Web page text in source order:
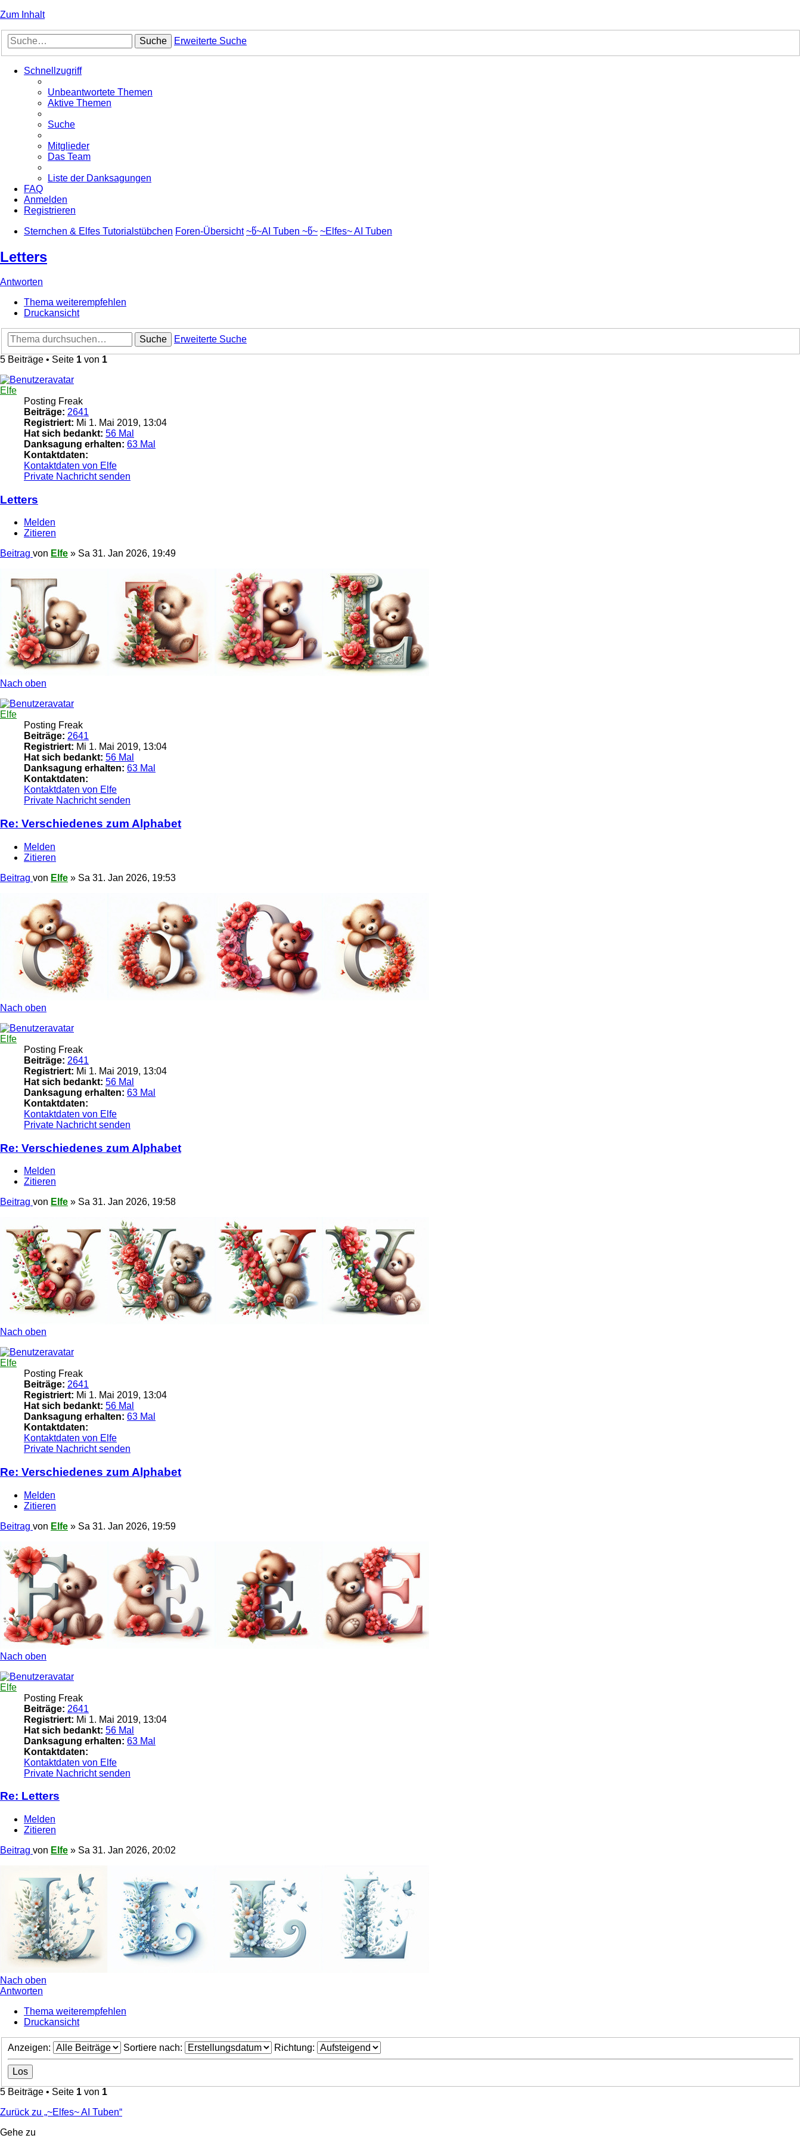
Zum Inhalt
Suche Erweiterte Suche
Schnellzugriff
Unbeantwortete Themen
Aktive Themen
Suche
Mitglieder
Das Team
Liste der Danksagungen
FAQ
Anmelden
Registrieren
Sternchen & Elfes Tutorialstübchen Foren-Übersicht ~წ~AI Tuben ~წ~ ~Elfes~ AI Tuben
Letters
Antworten
Thema weiterempfehlen
Druckansicht
Suche
Erweiterte Suche
5 Beiträge • Seite 1 von 1
Elfe
Posting Freak
Beiträge: 2641
Registriert: Mi 1. Mai 2019, 13:04
Hat sich bedankt: 56 Mal
Danksagung erhalten: 63 Mal
Kontaktdaten:
Kontaktdaten von Elfe
Private Nachricht senden
Letters
Melden
Zitieren
Beitrag von Elfe » Sa 31. Jan 2026, 19:49
Nach oben
Elfe
Posting Freak
Beiträge: 2641
Registriert: Mi 1. Mai 2019, 13:04
Hat sich bedankt: 56 Mal
Danksagung erhalten: 63 Mal
Kontaktdaten:
Kontaktdaten von Elfe
Private Nachricht senden
Re: Verschiedenes zum Alphabet
Melden
Zitieren
Beitrag von Elfe » Sa 31. Jan 2026, 19:53
Nach oben
Elfe
Posting Freak
Beiträge: 2641
Registriert: Mi 1. Mai 2019, 13:04
Hat sich bedankt: 56 Mal
Danksagung erhalten: 63 Mal
Kontaktdaten:
Kontaktdaten von Elfe
Private Nachricht senden
Re: Verschiedenes zum Alphabet
Melden
Zitieren
Beitrag von Elfe » Sa 31. Jan 2026, 19:58
Nach oben
Elfe
Posting Freak
Beiträge: 2641
Registriert: Mi 1. Mai 2019, 13:04
Hat sich bedankt: 56 Mal
Danksagung erhalten: 63 Mal
Kontaktdaten:
Kontaktdaten von Elfe
Private Nachricht senden
Re: Verschiedenes zum Alphabet
Melden
Zitieren
Beitrag von Elfe » Sa 31. Jan 2026, 19:59
Nach oben
Elfe
Posting Freak
Beiträge: 2641
Registriert: Mi 1. Mai 2019, 13:04
Hat sich bedankt: 56 Mal
Danksagung erhalten: 63 Mal
Kontaktdaten:
Kontaktdaten von Elfe
Private Nachricht senden
Re: Letters
Melden
Zitieren
Beitrag von Elfe » Sa 31. Jan 2026, 20:02
Nach oben
Antworten
Thema weiterempfehlen
Druckansicht
Anzeigen: Sortiere nach: Richtung:
5 Beiträge • Seite 1 von 1
Zurück zu „~Elfes~ AI Tuben“
Gehe zu